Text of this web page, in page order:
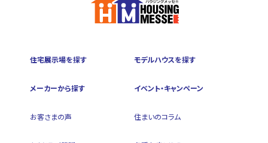
住宅展示場を探す モデルハウスを探す
メーカーから探す イベント・キャンペーン
お客さまの声 住まいのコラム